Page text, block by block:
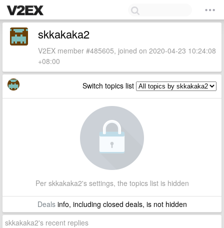
skkakaka2
V2EX member #485605, joined on 2020-04-23 10:24:08
+08:00
Switch topics list
Per skkakaka2's settings, the topics list is hidden
Dealsinfo, including closed deals, is not hidden
skkakaka2's recent replies